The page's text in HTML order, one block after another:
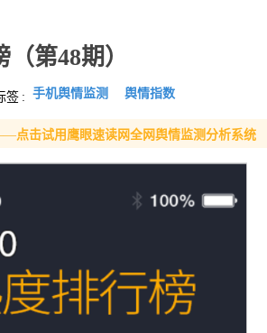
第48期）
签 : 舆情指数
手机舆情监测
点击试用鹰眼速读网全网舆情监测分析系统